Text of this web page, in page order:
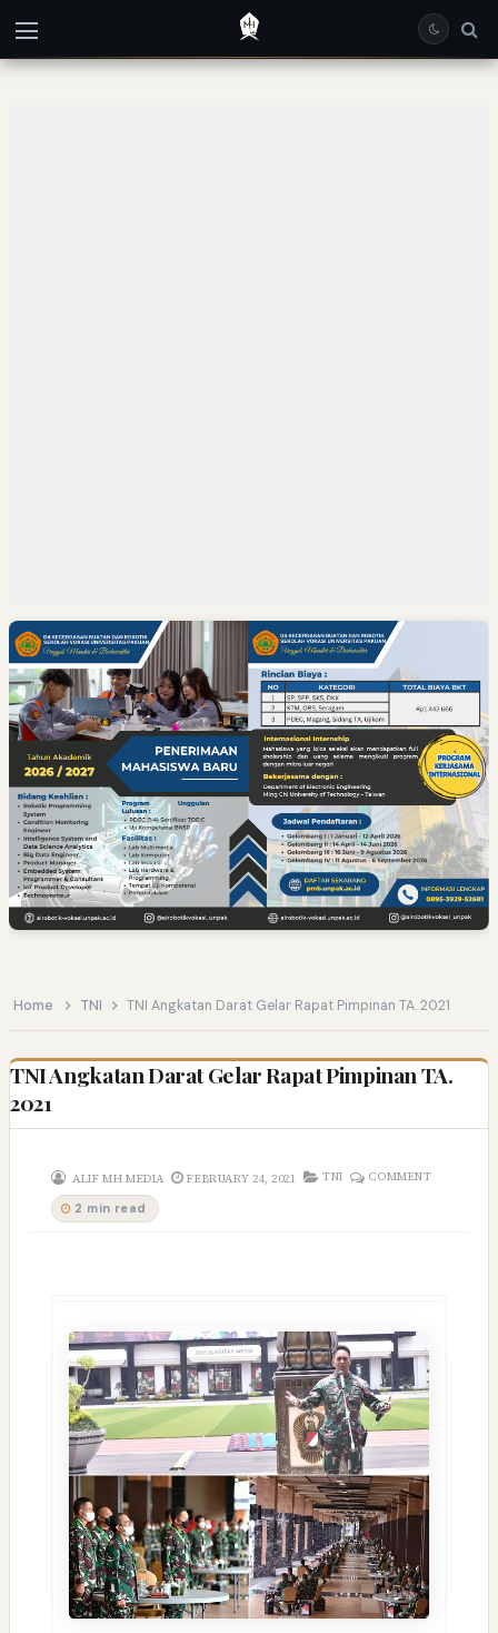
Home TNI TNI Angkatan Darat Gelar Rapat Pimpinan TA. 2021
TNI Angkatan Darat Gelar Rapat Pimpinan TA.
2021
ALIF MH MEDIA FEBRUARY 24, 2021 TNI COMMENT
2 min read